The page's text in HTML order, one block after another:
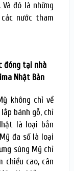
đó là những
nước tham
đóng tại nhà
Nhật Bản
không chỉ về
bánh gỗ, chỉ
là loại bắn
đa số là loại
súng Mỹ chỉ
chiều cao, cân